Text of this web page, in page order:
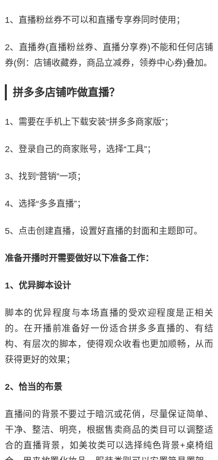
1、直播粉丝券不可以和直播专享券同时使用；
2、直播券(直播粉丝券、直播分享券)不能和任何店铺
券(例：店铺收藏券，商品立减券，领券中心券)叠加。
拼多多店铺咋做直播？
1、需要在手机上下载安装“拼多多商家版”；
2、登录自己的商家账号，选择“工具”；
3、找到“营销”一项；
4、选择“多多直播”；
5、点击创建直播，设置好直播的封面和主题即可。
准备开播时开需要做好以下准备工作：
1、优异脚本设计
脚本的优异程度与本场直播的受欢迎程度是正相关
的。在开播前准备好一份适合拼多多直播的、有结
构、有层次的脚本，使得观众收看也更加顺畅，从而
获得更好的效果；
2、恰当的布景
直播间的背景不要过于暗沉或花俏，尽量保证简单、
干净、整洁、明亮，根据售卖商品的类⽬可以调整适
合的直播背景，如美妆类可以选择纯色背景+桌椅组